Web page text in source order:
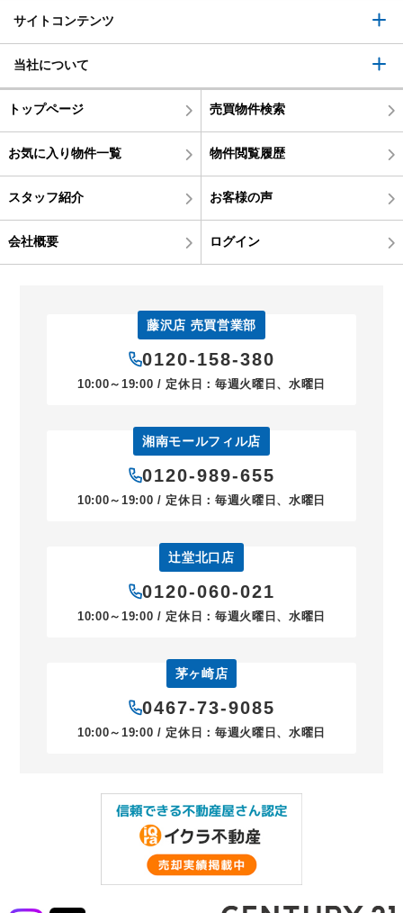
サイトコンテンツ
当社について
トップページ 売買物件検索
お気に入り物件一覧 物件閲覧履歴
スタッフ紹介 お客様の声
会社概要 ログイン
藤沢店 売買営業部
0120-158-380
10:00～19:00 / 定休日：毎週火曜日、水曜日
湘南モールフィル店
0120-989-655
10:00～19:00 / 定休日：毎週火曜日、水曜日
辻堂北口店
0120-060-021
10:00～19:00 / 定休日：毎週火曜日、水曜日
茅ヶ崎店
0467-73-9085
10:00～19:00 / 定休日：毎週火曜日、水曜日